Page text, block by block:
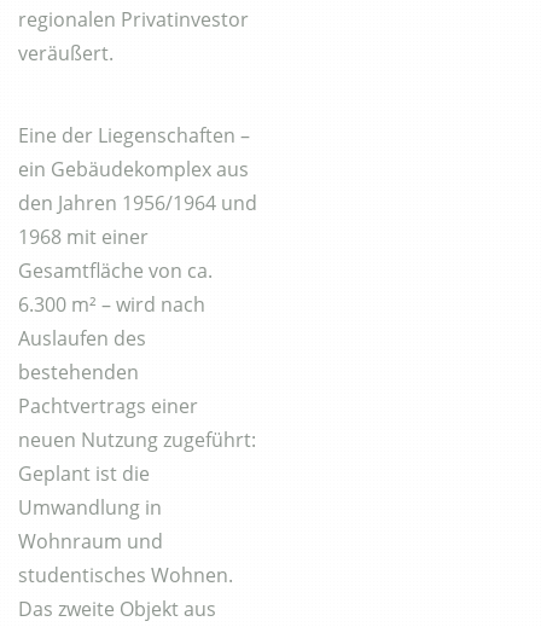
regionalen Privatinvestor
veräußert.
Eine der Liegenschaften –
ein Gebäudekomplex aus
den Jahren 1956/1964 und
1968 mit einer
Gesamtfläche von ca.
6.300 m² – wird nach
Auslaufen des
bestehenden
Pachtvertrags einer
neuen Nutzung zugeführt:
Geplant ist die
Umwandlung in
Wohnraum und
studentisches Wohnen.
Das zweite Objekt aus